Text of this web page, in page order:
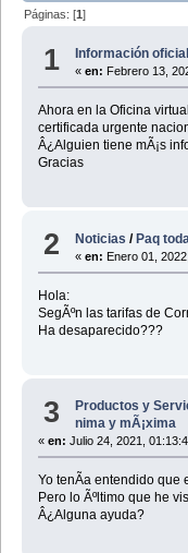
Páginas: [1]
1 Información
«en: Febrero 13,
Ahora en la Oficina
certificada urgente
Â¿Alguien tiene mÃ¡s
Gracias
2 Noticias /Paq
«en: Enero 01,
Hola:
SegÃºn las tarifas de
Ha desaparecido???
3 Productos y
nima y mÃ¡xima
« en: Julio 24, 2021,
Yo tenÃ­a entendido que
Pero lo Ãºltimo que he
Â¿Alguna ayuda?